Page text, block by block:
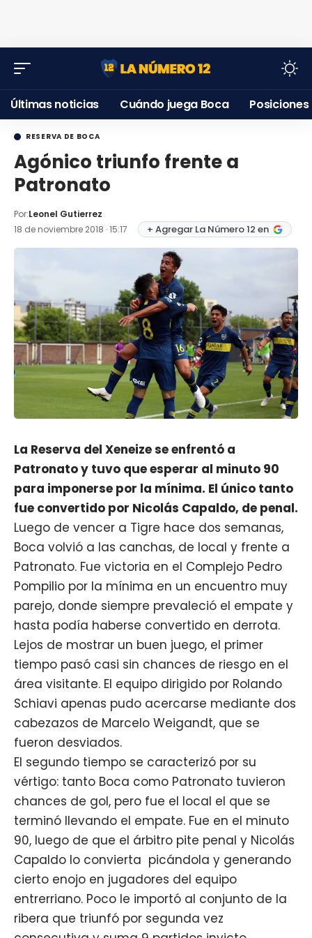
Últimas noticias Cuándo juega Boca Posiciones
RESERVA DE BOCA
Agónico triunfo frente a
Patronato
Por:Leonel Gutierrez
18 de noviembre 2018 · 15:17
+ Agregar La Número 12 en
La Reserva del Xeneize se enfrentó a
Patronato y tuvo que esperar al minuto 90
para imponerse por la mínima. El único tanto
fue convertido por Nicolás Capaldo, de penal.
Luego de vencer a Tigre hace dos semanas,
Boca volvió a las canchas, de local y frente a
Patronato. Fue victoria en el Complejo Pedro
Pompilio por la mínima en un encuentro muy
parejo, donde siempre prevaleció el empate y
hasta podía haberse convertido en derrota.
Lejos de mostrar un buen juego, el primer
tiempo pasó casi sin chances de riesgo en el
área visitante. El equipo dirigido por Rolando
Schiavi apenas pudo acercarse mediante dos
cabezazos de Marcelo Weigandt, que se
fueron desviados.
El segundo tiempo se caracterizó por su
vértigo: tanto Boca como Patronato tuvieron
chances de gol, pero fue el local el que se
terminó llevando el empate. Fue en el minuto
90, luego de que el árbitro pite penal y Nicolás
Capaldo lo convierta picándola y generando
cierto enojo en jugadores del equipo
entrerriano. Poco le importó al conjunto de la
ribera que triunfó por segunda vez